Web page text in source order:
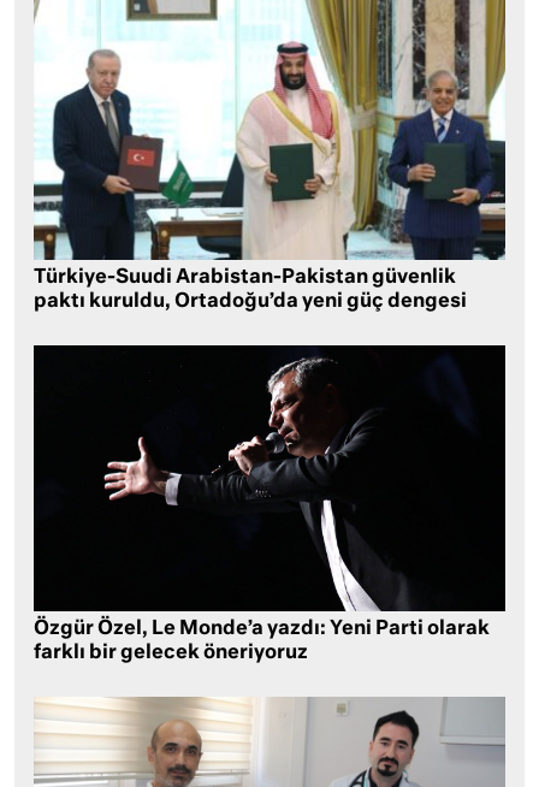
Türkiye-Suudi Arabistan-Pakistan güvenlik
paktı kuruldu, Ortadoğu’da yeni güç dengesi
Özgür Özel, Le Monde’a yazdı: Yeni Parti olarak
farklı bir gelecek öneriyoruz